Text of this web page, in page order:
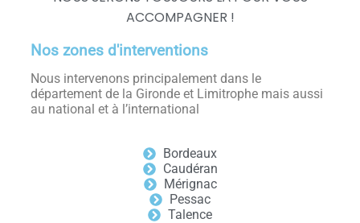
ACCOMPAGNER !
Nos zones d'interventions
Nous intervenons principalement dans le
département de la Gironde et Limitrophe mais aussi
au national et à l’international
Bordeaux
Caudéran
Mérignac
Pessac
Talence